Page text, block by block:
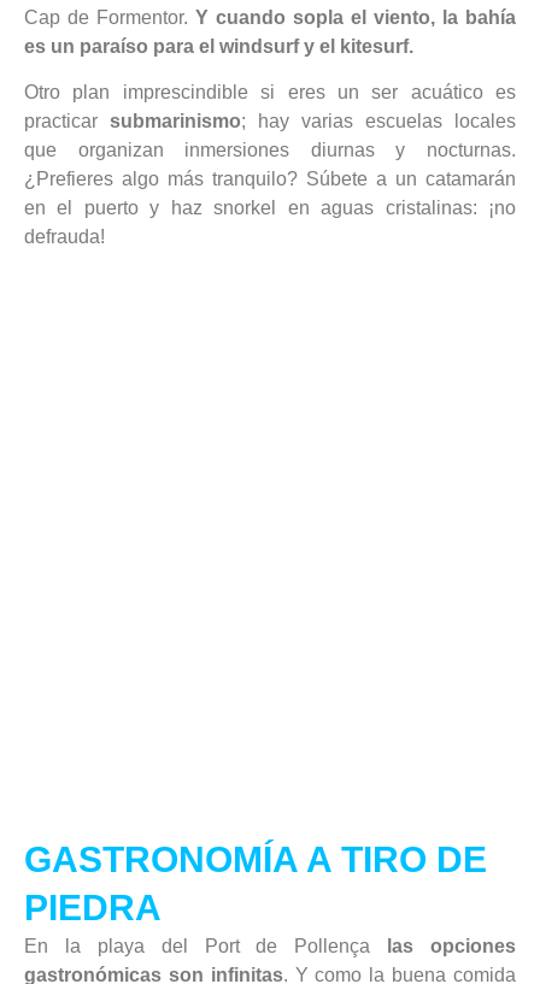
Cap de Formentor. Y cuando sopla el viento, la bahía
es un paraíso para el windsurf y el kitesurf.
Otro plan imprescindible si eres un ser acuático es
practicar submarinismo; hay varias escuelas locales
que organizan inmersiones diurnas y nocturnas.
¿Prefieres algo más tranquilo? Súbete a un catamarán
en el puerto y haz snorkel en aguas cristalinas: ¡no
defrauda!
GASTRONOMÍA A TIRO DE
PIEDRA
En la playa del Port de Pollença
las opciones
gastronómicas son infinitas. Y como la buena comida